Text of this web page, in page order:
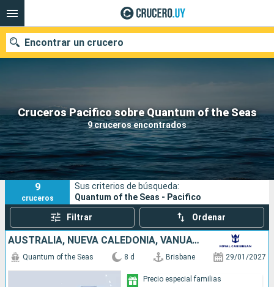
Cruceros Pacifico sobre Quantum of the Seas
9 cruceros encontrados
Encontrar un crucero
Nuestros destinos
Fecha de salida
Puertos Compañías
Buscar
9
cruceros
Sus criterios de búsqueda:
Quantum of the Seas - Pacifico
Filtrar Ordenar
AUSTRALIA, NUEVA CALEDONIA, VANUATU
Quantum of the Seas 8 d Brisbane 29/01/2027
Precio especial familias